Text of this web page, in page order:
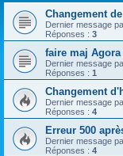
Changement
Dernier message
Réponses : 3
faire maj
Dernier message
Réponses : 1
Changement
Dernier message
Réponses : 4
Erreur 500
Dernier message
Réponses : 4